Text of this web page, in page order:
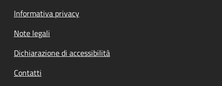
Informativa privacy
Note legali
Dichiarazione di accessibilità
Contatti